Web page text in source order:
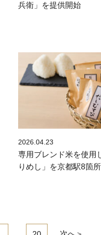
兵衛」を提供開始
2026.04.23
専用ブレンド米を使用
りめし」を京都駅8箇